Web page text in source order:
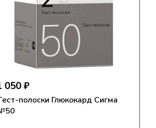
050 ₽
полоски Глюкокард Сигма